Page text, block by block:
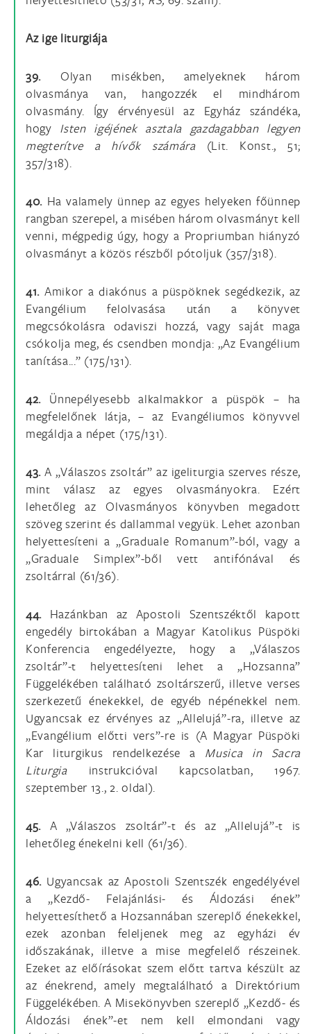
Az ige liturgiája
39. Olyan misékben, amelyeknek három
olvasmánya van, hangozzék el mindhárom
olvasmány. Így érvényesül az Egyház szándéka,
hogy Isten igéjének asztala gazdagabban legyen
megterítve a hívők számára(Lit. Konst., 51;
357/318).
40. Ha valamely ünnep az egyes helyeken főünnep
rangban szerepel, a misében három olvasmányt kell
venni, mégpedig úgy, hogy a Propriumban hiányzó
olvasmányt a közös részből pótoljuk (357/318).
41. Amikor a diakónus a püspöknek segédkezik, az
Evangélium felolvasása után a könyvet
megcsókolásra odaviszi hozzá, vagy saját maga
csókolja meg, és csendben mondja: „Az Evangélium
tanítása...” (175/131).
42. Ünnepélyesebb alkalmakkor a püspök – ha
megfelelőnek látja, – az Evangéliumos könyvvel
megáldja a népet (175/131).
43. A „Válaszos zsoltár” az igeliturgia szerves része,
mint válasz az egyes olvasmányokra. Ezért
lehetőleg az Olvasmányos könyvben megadott
szöveg szerint és dallammal vegyük. Lehet azonban
helyettesíteni a „Graduale Romanum”-ból, vagy a
„Graduale Simplex”-ből vett antifónával és
zsoltárral (61/36).
44. Hazánkban az Apostoli Szentszéktől kapott
engedély birtokában a Magyar Katolikus Püspöki
Konferencia engedélyezte, hogy a „Válaszos
zsoltár”-t helyettesíteni lehet a „Hozsanna”
Függelékében található zsoltárszerű, illetve verses
szerkezetű énekekkel, de egyéb népénekkel nem.
Ugyancsak ez érvényes az „Allelujá”-ra, illetve az
„Evangélium előtti vers”-re is (A Magyar Püspöki
Kar liturgikus rendelkezése a Musica in Sacra
Liturgiainstrukcióval kapcsolatban, 1967.
szeptember 13., 2. oldal).
45. A „Válaszos zsoltár”-t és az „Allelujá”-t is
lehetőleg énekelni kell (61/36).
46. Ugyancsak az Apostoli Szentszék engedélyével
a „Kezdő- Felajánlási- és Áldozási ének”
helyettesíthető a Hozsannában szereplő énekekkel,
ezek azonban feleljenek meg az egyházi év
időszakának, illetve a mise megfelelő részeinek.
Ezeket az előírásokat szem előtt tartva készült az
az énekrend, amely megtalálható a Direktórium
Függelékében. A Misekönyvben szereplő „Kezdő- és
Áldozási ének”-et nem kell elmondani vagy